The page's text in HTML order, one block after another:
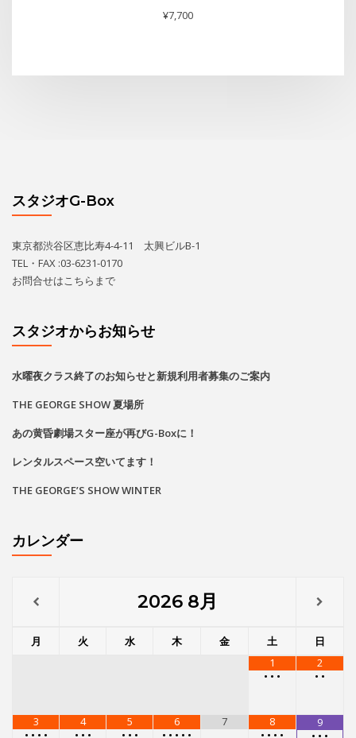
¥7,700
スタジオG-Box
東京都渋谷区恵比寿4-4-11 太興ビルB-1
TEL・FAX :03-6231-0170
お問合せはこちら まで
スタジオからお知らせ
水曜夜クラス終了のお知らせと新規利用者募集のご案内
THE GEORGE SHOW 夏場所
あの黄昏劇場スター座が再びG-Boxに！
レンタルスペース空いてます！
THE GEORGE’S SHOW WINTER
カレンダー
2026 8月
月 火 水 木 金 土
日
1
• • •
2
• •
3
• • • •
4
• • •
5
• • •
6
• • • • •
7
8
• • • •
9